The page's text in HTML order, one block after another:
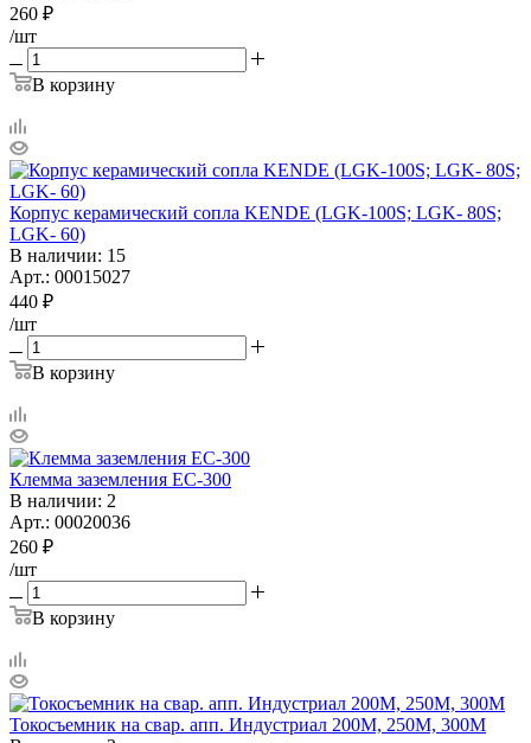
260 ₽
/шт
В корзину
Корпус керамический сопла KENDE (LGK-100S; LGK- 80S;
LGK- 60)
В наличии: 15
Арт.: 00015027
440 ₽
/шт
В корзину
Клемма заземления ЕС-300
В наличии: 2
Арт.: 00020036
260 ₽
/шт
В корзину
Токосъемник на свар. апп. Индустриал 200М, 250М, 300М